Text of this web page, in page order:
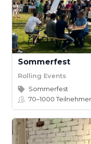
Sommerfest
Rolling Events
Sommerfest
70–1000Teilnehmer